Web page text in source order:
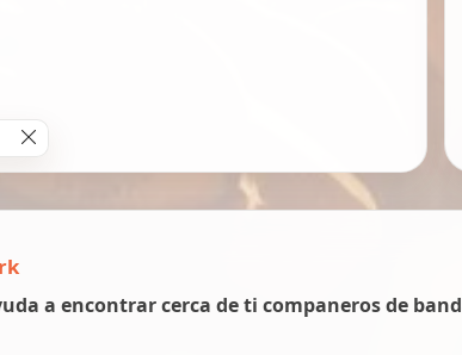
a encontrar cerca de ti companeros de